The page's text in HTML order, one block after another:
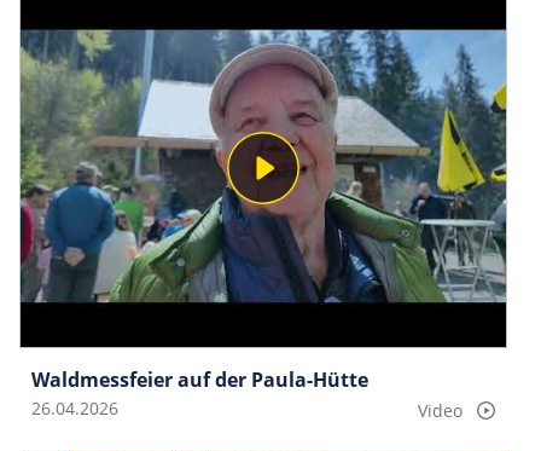
Waldmessfeier auf der Paula-Hütte
26.04.2026 Video